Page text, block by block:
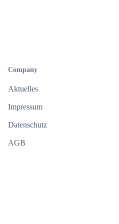
Company
Aktuelles
Impressum
Datenschutz
AGB